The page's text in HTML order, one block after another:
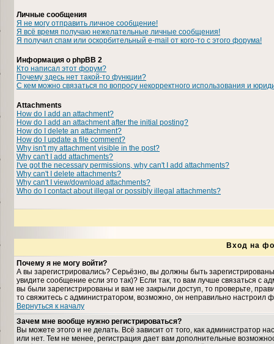
Личные сообщения
Я не могу отправить личное сообщение!
Я всё время получаю нежелательные личные сообщения!
Я получил спам или оскорбительный e-mail от кого-то с этого форума!
Информация о phpBB 2
Кто написал этот форум?
Почему здесь нет такой-то функции?
С кем можно связаться по вопросу некорректного использования и
Attachments
How do I add an attachment?
How do I add an attachment after the initial posting?
How do I delete an attachment?
How do I update a file comment?
Why isn't my attachment visible in the post?
Why can't I add attachments?
I've got the necessary permissions, why can't I add attachments?
Why can't I delete attachments?
Why can't I view/download attachments?
Who do I contact about illegal or possibly illegal attachments?
Вход на
Почему я не могу войти?
А вы зарегистрировались? Серьёзно, вы должны быть
увидите сообщение если это так)? Если так, то вам лучше связаться с
вы были зарегистрированы и вам не закрыли доступ, то проверьте,
то свяжитесь с администратором, возможно, он неправильно настроил
Вернуться к началу
Зачем мне вообще нужно регистрироваться?
Вы можете этого и не делать. Всё зависит от того, как
или нет. Тем не менее, регистрация дает вам дополнительные